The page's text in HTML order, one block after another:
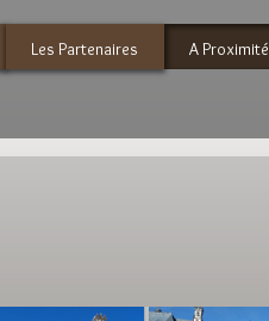
Les Partenaires A Proximité